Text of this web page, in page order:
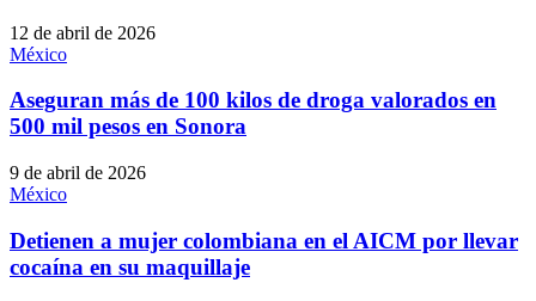
12 de abril de 2026
México
Aseguran más de 100 kilos de droga valorados en
500 mil pesos en Sonora
9 de abril de 2026
México
Detienen a mujer colombiana en el AICM por llevar
cocaína en su maquillaje